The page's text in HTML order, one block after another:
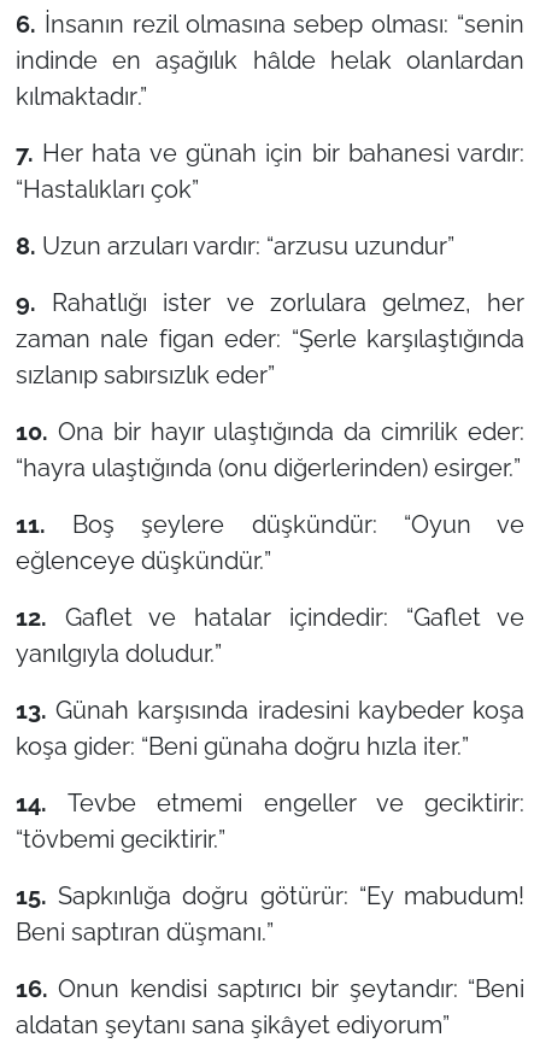
6. İnsanın rezil olmasına sebep olması: “senin
indinde en aşağılık hâlde helak olanlardan
kılmaktadır.”
7. Her hata ve günah için bir bahanesi vardır:
“Hastalıkları çok”
8. Uzun arzuları vardır: “arzusu uzundur”
9. Rahatlığı ister ve zorlulara gelmez, her
zaman nale figan eder: “Şerle karşılaştığında
sızlanıp sabırsızlık eder”
10. Ona bir hayır ulaştığında da cimrilik eder:
“hayra ulaştığında (onu diğerlerinden) esirger.”
11. Boş şeylere düşkündür: “Oyun ve
eğlenceye düşkündür.”
12. Gaflet ve hatalar içindedir: “Gaflet ve
yanılgıyla doludur.”
13.Günah karşısında iradesini kaybeder koşa
koşa gider: “Beni günaha doğru hızla iter.”
14.Tevbe etmemi engeller ve geciktirir:
“tövbemi geciktirir.”
15.Sapkınlığa doğru götürür: “Ey mabudum!
Beni saptıran düşmanı.”
16.Onun kendisi saptırıcı bir şeytandır: “Beni
aldatan şeytanı sana şikâyet ediyorum”